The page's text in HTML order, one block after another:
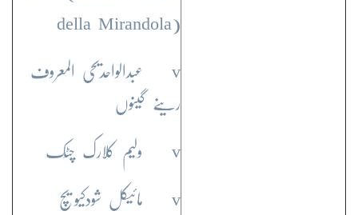
della Mirandola)
v عبدالواحدیحی المعروف
رینے گینوں
v ولیم کلارک چٹِک
v مائیکل شودکیویچ